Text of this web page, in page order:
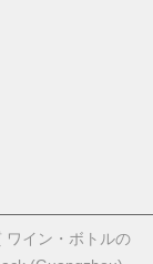
ワイン・ボトルの